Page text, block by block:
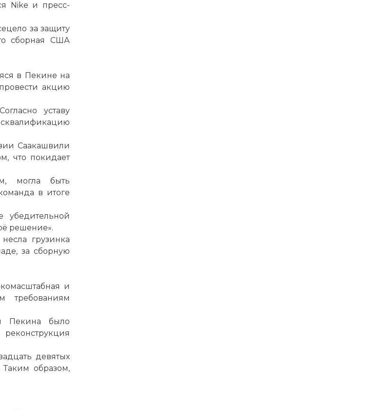
Nike и пресс-
за защиту
сборная США
в Пекине на
акцию
уставу
Саакашвили
что покидает
могла быть
в итоге
убедительной
решение».
грузинка
за сборную
и
требованиям
Пекина было
девятых
образом,